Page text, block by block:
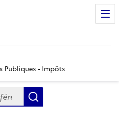
Publiques - Impôts
mots clés, partie du